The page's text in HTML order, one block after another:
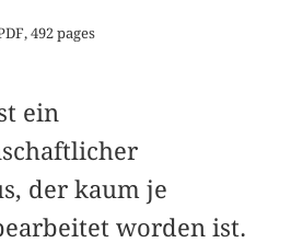
492 pages
ein
der kaum je
worden ist.